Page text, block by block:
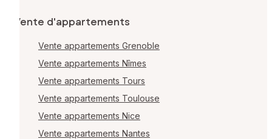
Vente d'appartements
Vente appartements Grenoble
Vente appartements Nîmes
Vente appartements Tours
Vente appartements Toulouse
Vente appartements Nice
Vente appartements Nantes